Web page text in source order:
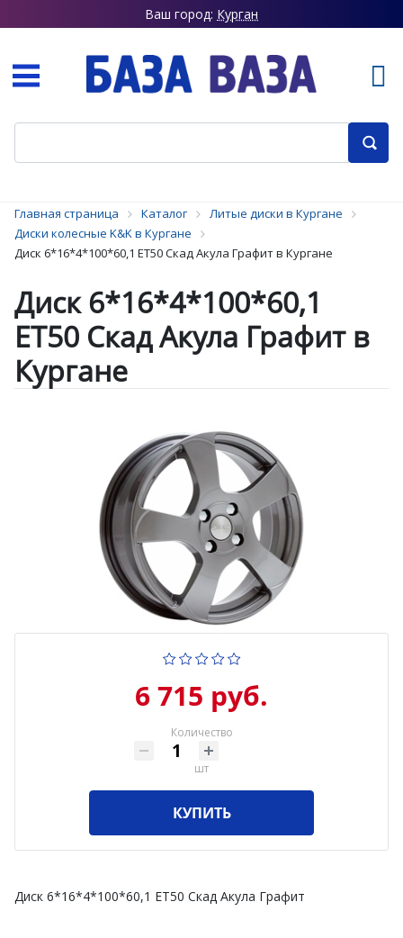
Ваш город: Курган
Главная страница Каталог
Литые диски в Кургане
Диски колесные K&K в Кургане
Диск 6*16*4*100*60,1 ET50 Скад Акула Графит в Кургане
Диск 6*16*4*100*60,1
ET50 Скад Акула Графит в
Кургане
6 715 руб.
Количество
шт
КУПИТЬ
Диск 6*16*4*100*60,1 ET50 Скад Акула Графит